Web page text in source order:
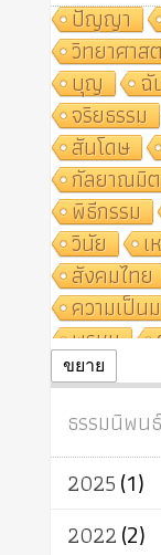
ปัญญา
วิทยาศาส
บุญ
ฉั
จริยธรรม
สันโดษ
กัลยาณมิ
พิธีกรรม
วินัย
เ
สังคมไทย
ความเป็น
พรหม
ปฏิจจสมุปบ
อินเดีย
จักร
ก
เทคโนโลยี
สิทธิ
พุ
ขยาย
ธรรมนิพน
2025(1)
2022(2)